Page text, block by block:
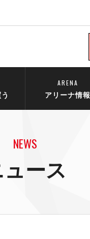
ARENA
アリーナ情報
NEWS
ュース